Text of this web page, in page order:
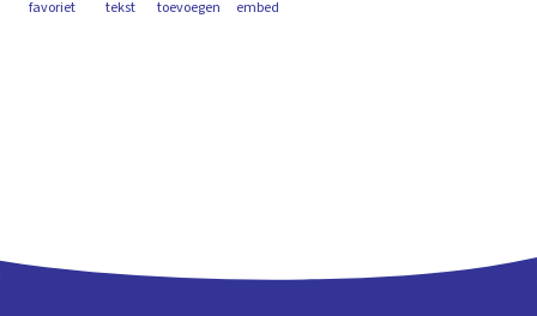
favoriet tekst toevoegen embed